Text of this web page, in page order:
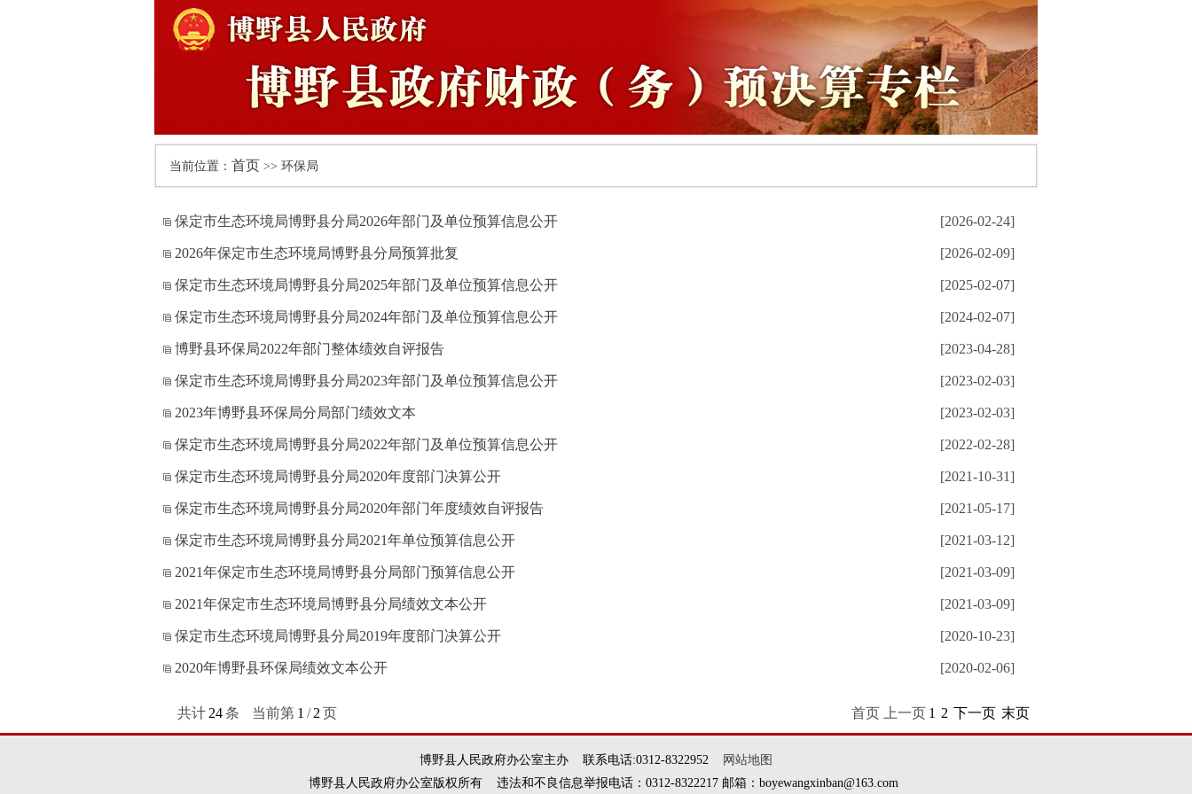
当前位置： 首页 >> 环保局
保定市生态环境局博野县分局2026年部门及单位预算信息公开 [2026-02-24]
2026年保定市生态环境局博野县分局预算批复 [2026-02-09]
保定市生态环境局博野县分局2025年部门及单位预算信息公开 [2025-02-07]
保定市生态环境局博野县分局2024年部门及单位预算信息公开 [2024-02-07]
博野县环保局2022年部门整体绩效自评报告 [2023-04-28]
保定市生态环境局博野县分局2023年部门及单位预算信息公开 [2023-02-03]
2023年博野县环保局分局部门绩效文本 [2023-02-03]
保定市生态环境局博野县分局2022年部门及单位预算信息公开 [2022-02-28]
保定市生态环境局博野县分局2020年度部门决算公开 [2021-10-31]
保定市生态环境局博野县分局2020年部门年度绩效自评报告 [2021-05-17]
保定市生态环境局博野县分局2021年单位预算信息公开 [2021-03-12]
2021年保定市生态环境局博野县分局部门预算信息公开 [2021-03-09]
2021年保定市生态环境局博野县分局绩效文本公开 [2021-03-09]
保定市生态环境局博野县分局2019年度部门决算公开 [2020-10-23]
2020年博野县环保局绩效文本公开 [2020-02-06]
共计 24条 当前第 1 / 2 页 首页 上一页 1 2 下一页 末页
博野县人民政府办公室主办 联系电话:0312-8322952
网站地图
博野县人民政府办公室版权所有 违法和不良信息举报电话：0312-8322217 邮箱：boyewangxinban@163.com